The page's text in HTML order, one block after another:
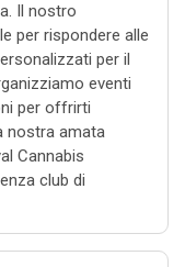
Il nostro
per rispondere alle
per il
eventi
per offrirti
nostra amata
Cannabis
club di